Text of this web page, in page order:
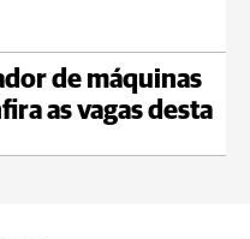
de máquinas
as vagas desta